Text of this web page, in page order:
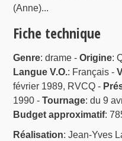
(Anne)...
Fiche technique
Genre: drame -Origine:
Langue V.O.: Français -
février 1989, RVCQ -
1990 -Tournage: du 9
Budget approximatif:
Réalisation: Jean-Yves